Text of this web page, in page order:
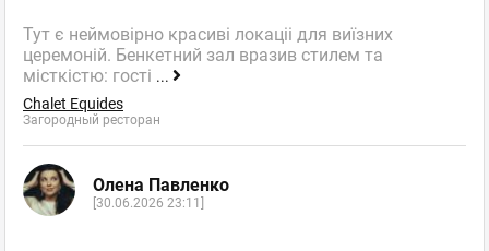
Тут є неймовірно красиві локаціі для виїзних
церемоній. Бенкетний зал вразив стилем та
місткістю: гості ...
Chalet Equides
Загородный ресторан
Олена Павленко
[30.06.2026 23:11]